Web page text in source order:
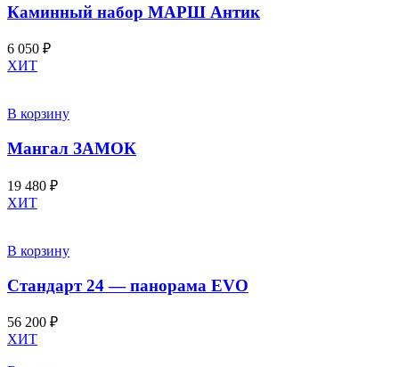
Каминный набор МАРШ Антик
6 050 ₽
ХИТ
В корзину
Мангал ЗАМОК
19 480 ₽
ХИТ
В корзину
Стандарт 24 — панорама EVO
56 200 ₽
ХИТ